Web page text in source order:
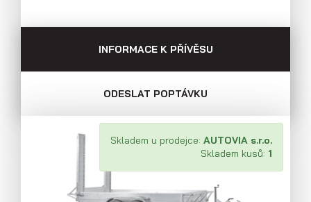
Přívěsy s koly vedle ložné plochy
(překližkové a hliníkové bočnice)
INFORMACE K PŘÍVĚSU
ODESLAT POPTÁVKU
Skladem u prodejce: AUTOVIA s.r.o.
Skladem kusů: 1